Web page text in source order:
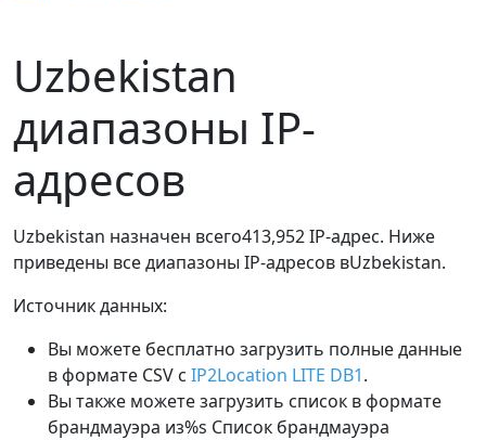
Uzbekistan
диапазоны IP-
адресов
Uzbekistan назначен всего413,952 IP-адрес. Ниже
приведены все диапазоны IP-адресов вUzbekistan.
Источник данных:
Вы можете бесплатно загрузить полные данные
в формате CSV с IP2Location LITE DB1.
Вы также можете загрузить список в формате
брандмауэра из%s Список брандмауэра